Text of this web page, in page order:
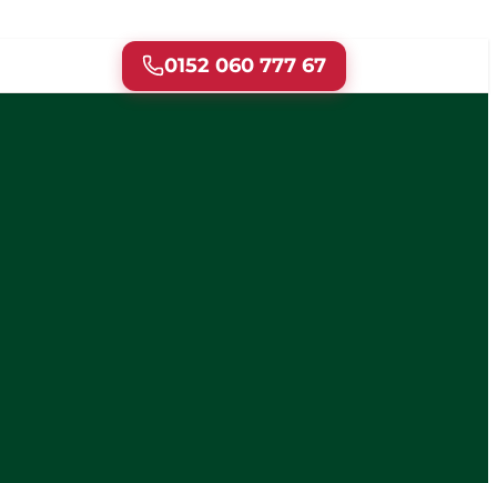
0152 060 777 67